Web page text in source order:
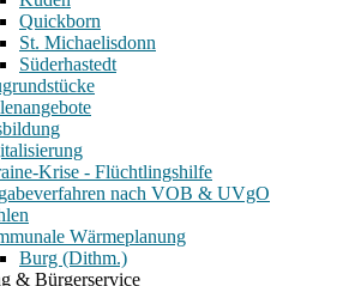
Quickborn
St. Michaelisdonn
Süderhastedt
Krise - Flüchtlingshilfe
nach VOB & UVgO
Wärmeplanung
Burg (Dithm.)
& Bürgerservice